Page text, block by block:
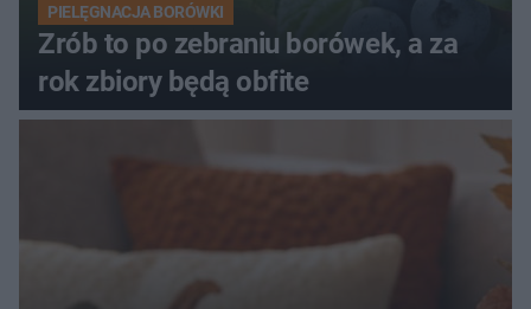
PIELĘGNACJA BORÓWKI
Zrób to po zebraniu borówek, a za
rok zbiory będą obfite